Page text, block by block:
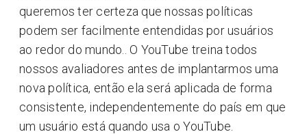
queremos ter certeza que nossas políticas
podem ser facilmente entendidas por usuários
ao redor do mundo.. O YouTube treina todos
nossos avaliadores antes de implantarmos uma
nova política, então ela será aplicada de forma
consistente, independentemente do país em que
um usuário está quando usa o YouTube.